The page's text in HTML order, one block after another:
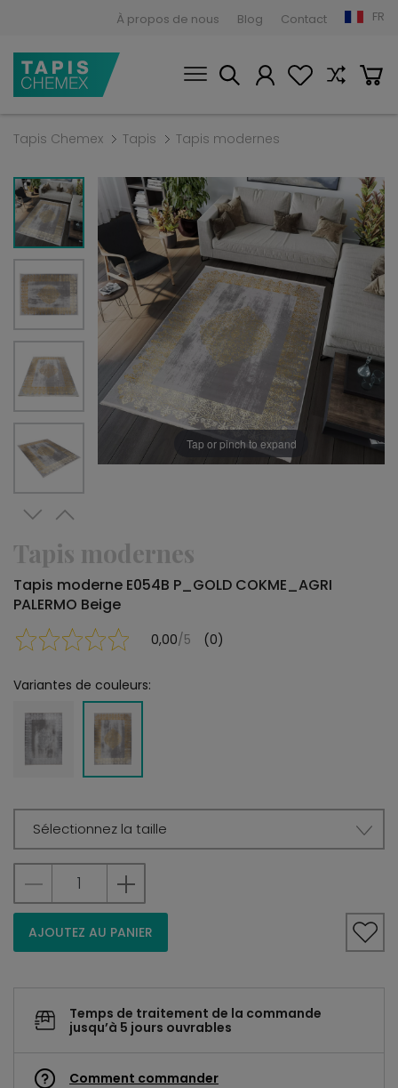
À propos de nous Blog Contact FR
Tapis Chemex Tapis Tapis modernes
Tap or pinch to expand
Tapis modernes
Tapis moderne E054B P_GOLD COKME_AGRI
PALERMO Beige
0,00/5 (0)
Variantes de couleurs:
Sélectionnez la taille
AJOUTEZ AU PANIER
Temps de traitement de la commande
jusqu’à 5 jours ouvrables
Comment commander